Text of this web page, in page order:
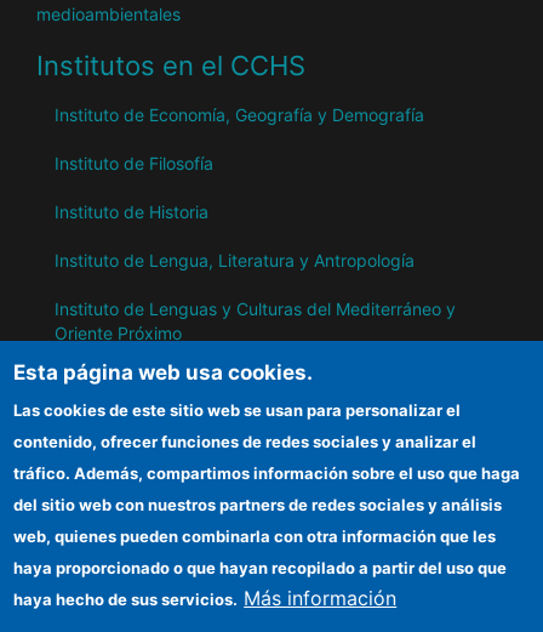
medioambientales
Institutos en el CCHS
Instituto de Economía, Geografía y Demografía
Instituto de Filosofía
Instituto de Historia
Instituto de Lengua, Literatura y Antropología
Instituto de Lenguas y Culturas del Mediterráneo y
Oriente Próximo
Instituto de Políticas y Bienes Públicos
IH
Sede electrónica CSIC
Información para proveedores
Organismos financiadores
Esta página web usa cookies.
Las cookies de este sitio web se usan para personalizar el
contenido, ofrecer funciones de redes sociales y analizar el
tráfico. Además, compartimos información sobre el uso que haga
del sitio web con nuestros partners de redes sociales y análisis
web, quienes pueden combinarla con otra información que les
haya proporcionado o que hayan recopilado a partir del uso que
haya hecho de sus servicios. Más información